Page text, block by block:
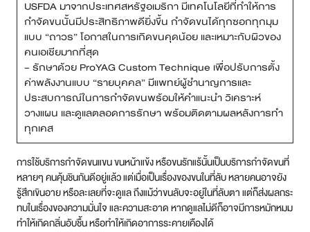
สาขา Siam Paragon
สาขา Stadium One
สาขา Asoke
สาขา MRT สุทธิสาร
สาขา เซ็นทรัลปิ่นเกล้า
สาขา บางนา
สาขา CDC
USFDA มาจากประเทศสหรัฐอเมริกา มีเทคโนโลยีที่ทำให้การ
กำจัดขนนั้นมีประสิทธิภาพดียิ่งขึ้น กำจัดขนได้ทุกซอกทุกมุม
แบบ “ถาวร” โอกาสในการเกิดขนคุดน้อย และเหมาะกับผิวของ
คนเอเชียมากที่สุด
– รักษาด้วย ProYAG Custom Technique เพื่อปรับการตั้ง
ค่าพลังงานแบบ “รายบุคคล” มีแพทย์ผู้ชำนาญการและ
ประสบการณ์ในการกำจัดขนพร้อมให้คำแนะนำ วิเคราะห์
วางแผน และดูแลตลอดการรักษา พร้อมติดตามผลหลังการทำ
ทุกเคส
การใช้บริการกำจัดขนแขน ขนหน้าแข้ง หรือขนรักแร้นั้นเป็นบริการกำจัดขนที่
หลายๆ คนคุ้นชินกันดีอยู่แล้ว แต่เมื่อเป็นเรื่องของขนในที่ลับ หลายคนอาจยัง
รู้สึกเขินอาย หรือละเลยที่จะดูแล ถึงแม้ว่าขนลับจะอยู่ในที่ลับตา แต่ก็ส่งผลกระ
ทบในเรื่องของความมั่นใจ และความสะอาด หากดูแลไม่ดีก็อาจมีการหมักหมม
ทำให้เกิดกลิ่นอับชื้น หรือทำให้เกิดอาการระคายเคืองได้